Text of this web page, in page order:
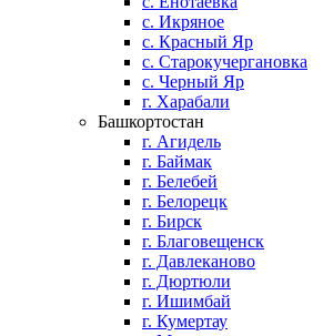
с. Икряное
с. Красный Яр
с. Старокучергановка
с. Черный Яр
г. Харабали
Башкортостан
г. Агидель
г. Баймак
г. Белебей
г. Белорецк
г. Бирск
г. Благовещенск
г. Давлеканово
г. Дюртюли
г. Ишимбай
г. Кумертау